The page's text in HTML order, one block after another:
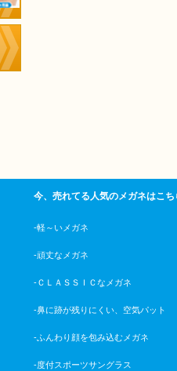
今、売れてる人気のメガネはこち
-軽～いメガネ
-頑丈なメガネ
-ＣＬＡＳＳＩＣなメガネ
-鼻に跡が残りにくい、空気パット
-ふんわり顔を包み込むメガネ
-度付スポーツサングラス